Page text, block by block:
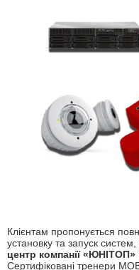
Клієнтам пропонується
установку та запуск
центр компанії «ЮНІТОП»
Сертифіковані тренери